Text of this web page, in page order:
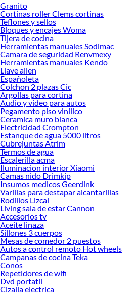
Granito
Cortinas roller Clems cortinas
Teflones y sellos
Bloques y encajes Woma
Tijera de cocina
Herramientas manuales Sodimac
Camara de seguridad Renvmexy
Herramientas manuales Kendo
Llave allen
Españoleta
Colchon 2 plazas Cic
Argollas para cortina
Audio y video para autos
Pegamento piso vinilico
Ceramica muro blanca
Electricidad Crompton
Estanque de agua 5000 litros
Cubrejuntas Atrim
Termos de agua
Escalerilla acma
Iluminacion interior Xiaomi
Camas nido Drimkip
Insumos medicos Geerdink
Varillas para destapar alcantarillas
Rodillos Lizcal
Living sala de estar Cannon
Accesorios tv
Aceite linaza
Sillones 3 cuerpos
Mesas de comedor 2 puestos
Autos a control remoto Hot wheels
Campanas de cocina Teka
Conos
Repetidores de wifi
Dvd portatil
Cizalla electrica